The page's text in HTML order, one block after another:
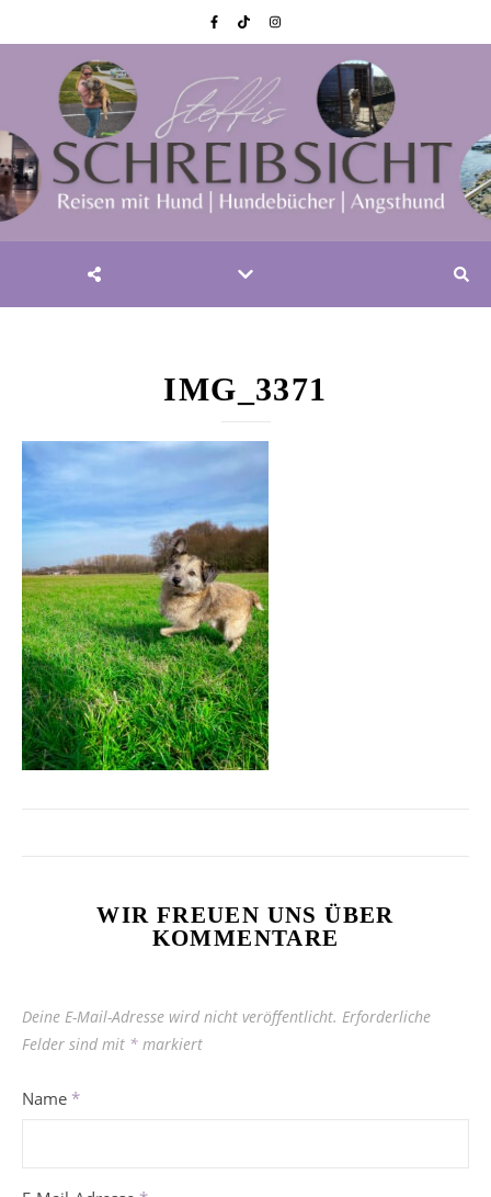
IMG_3371
WIR FREUEN UNS ÜBER
KOMMENTARE
Deine E-Mail-Adresse wird nicht veröffentlicht. Erforderliche
Felder sind mit * markiert
Name *